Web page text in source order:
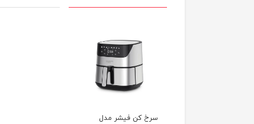
سرخ كن فیشر مدل